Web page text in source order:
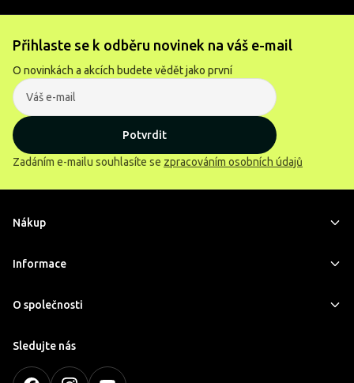
Přihlaste se k odběru novinek na váš e-mail
O novinkách a akcích budete vědět jako první
Potvrdit
Zadáním e-mailu souhlasíte se zpracováním osobních údajů
Nákup
Informace
O společnosti
Sledujte nás